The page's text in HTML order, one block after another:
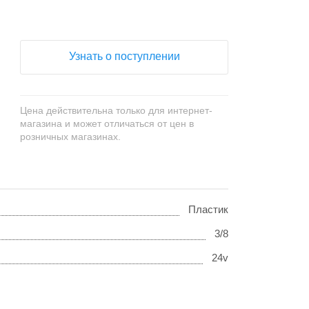
Узнать о поступлении
Цена действительна только для интернет-
магазина и может отличаться от цен в
розничных магазинах.
Пластик
3/8
24v